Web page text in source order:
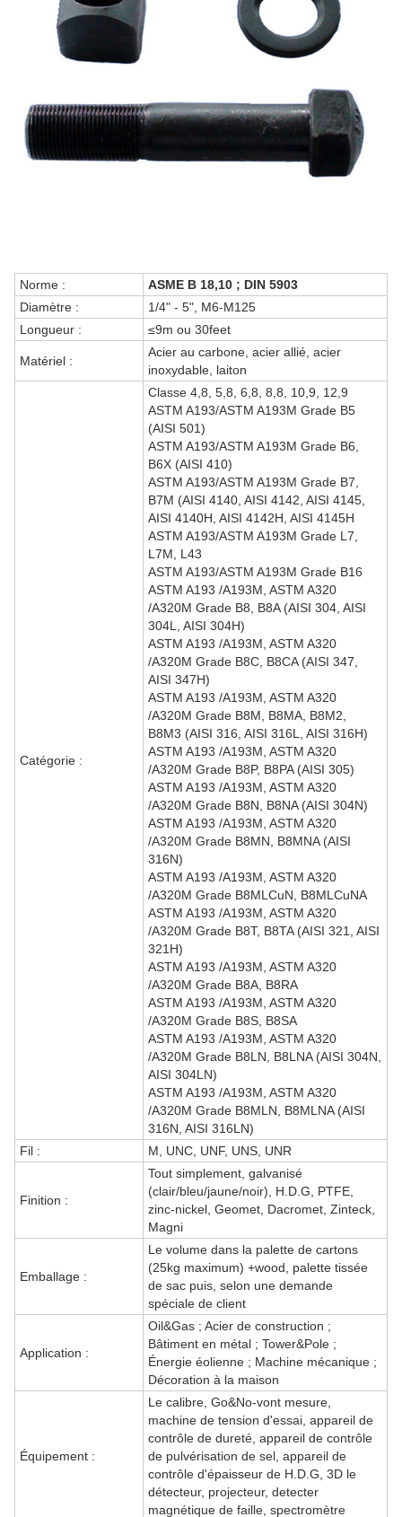
Norme :
ASME B 18,10 ; DIN 5903
Diamètre :
1/4" - 5", M6-M125
Longueur :
≤9m ou 30feet
Matériel :
Acier au carbone, acier allié, acier
inoxydable, laiton
Catégorie :
Classe 4,8, 5,8, 6,8, 8,8, 10,9, 12,9
ASTM A193/ASTM A193M Grade B5
(AISI 501)
ASTM A193/ASTM A193M Grade B6,
B6X (AISI 410)
ASTM A193/ASTM A193M Grade B7,
B7M (AISI 4140, AISI 4142, AISI 4145,
AISI 4140H, AISI 4142H, AISI 4145H
ASTM A193/ASTM A193M Grade L7,
L7M, L43
ASTM A193/ASTM A193M Grade B16
ASTM A193 /A193M, ASTM A320
/A320M Grade B8, B8A (AISI 304, AISI
304L, AISI 304H)
ASTM A193 /A193M, ASTM A320
/A320M Grade B8C, B8CA (AISI 347,
AISI 347H)
ASTM A193 /A193M, ASTM A320
/A320M Grade B8M, B8MA, B8M2,
B8M3 (AISI 316, AISI 316L, AISI 316H)
ASTM A193 /A193M, ASTM A320
/A320M Grade B8P, B8PA (AISI 305)
ASTM A193 /A193M, ASTM A320
/A320M Grade B8N, B8NA (AISI 304N)
ASTM A193 /A193M, ASTM A320
/A320M Grade B8MN, B8MNA (AISI
316N)
ASTM A193 /A193M, ASTM A320
/A320M Grade B8MLCuN, B8MLCuNA
ASTM A193 /A193M, ASTM A320
/A320M Grade B8T, B8TA (AISI 321, AISI
321H)
ASTM A193 /A193M, ASTM A320
/A320M Grade B8A, B8RA
ASTM A193 /A193M, ASTM A320
/A320M Grade B8S, B8SA
ASTM A193 /A193M, ASTM A320
/A320M Grade B8LN, B8LNA (AISI 304N,
AISI 304LN)
ASTM A193 /A193M, ASTM A320
/A320M Grade B8MLN, B8MLNA (AISI
316N, AISI 316LN)
Fil :
M, UNC, UNF, UNS, UNR
Finition :
Tout simplement, galvanisé
(clair/bleu/jaune/noir), H.D.G, PTFE,
zinc-nickel, Geomet, Dacromet, Zinteck,
Magni
Emballage :
Le volume dans la palette de cartons
(25kg maximum) +wood, palette tissée
de sac puis, selon une demande
spéciale de client
Application :
Oil&Gas ; Acier de construction ;
Bâtiment en métal ; Tower&Pole ;
Énergie éolienne ; Machine mécanique ;
Décoration à la maison
Équipement :
Le calibre, Go&No-vont mesure,
machine de tension d'essai, appareil de
contrôle de dureté, appareil de contrôle
de pulvérisation de sel, appareil de
contrôle d'épaisseur de H.D.G, 3D le
détecteur, projecteur, detecter
magnétique de faille, spectromètre